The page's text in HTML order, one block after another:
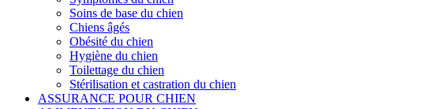
Soins de base du chien
Chiens âgés
Obésité du chien
Hygiène du chien
Toilettage du chien
Stérilisation et castration du chien
ASSURANCE POUR CHIEN